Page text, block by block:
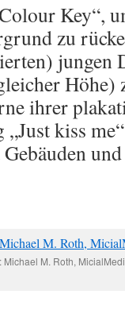
Key“,
zu
jungen
Höhe)
ihrer
kiss
Michael M. Roth,